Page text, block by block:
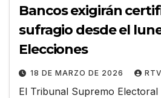
Bancos exigirán
sufragio desde el
Elecciones
18 DE MARZO DE 2026
El Tribunal Supremo